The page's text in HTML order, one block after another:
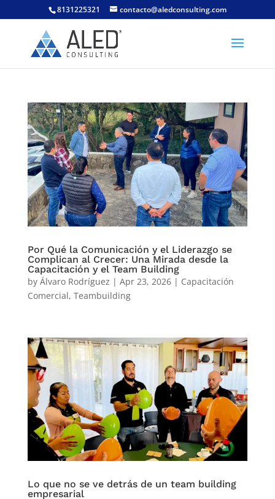
8131225321 contacto@aledconsulting.com
Por Qué la Comunicación y el Liderazgo se
Complican al Crecer: Una Mirada desde la
Capacitación y el Team Building
by Álvaro Rodríguez | Apr 23, 2026| Capacitación
Comercial, Teambuilding
Lo que no se ve detrás de un team building
empresarial